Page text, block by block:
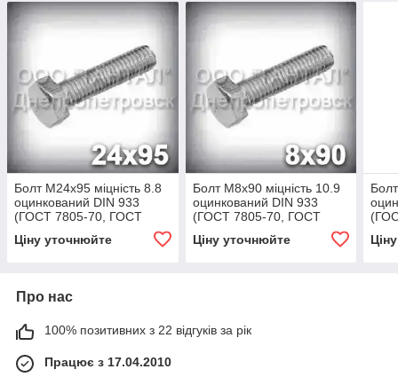
Болт М24х95 міцність 8.8
оцинкований DIN 933
(ГОСТ 7805-70, ГОСТ
Ціну уточнюйте
Болт М8х90 міцність 10.9
оцинкований DIN 933
(ГОСТ 7805-70, ГОСТ
Ціну уточнюйте
Про нас
100% позитивних з 22 відгуків за рік
Працює з 17.04.2010